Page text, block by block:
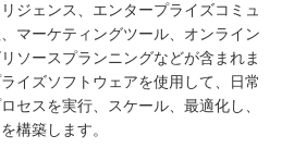
ジェンス、エンタープライズコミュ
マーケティングツール、オンライン
ソースプランニングなどが含まれま
イズソフトウェアを使用して、日常
セスを実行、スケール、最適化し、
構築します。